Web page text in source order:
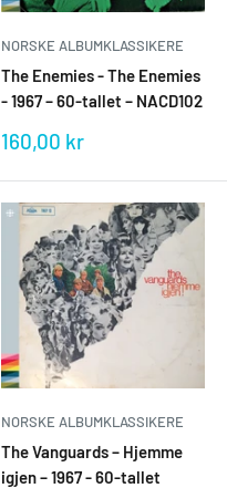
NORSKE ALBUMKLASSIKERE
The Enemies - The Enemies
- 1967 – 60-tallet – NACD102
Salgspris
160,00 kr
NORSKE ALBUMKLASSIKERE
The Vanguards – Hjemme
igjen – 1967 - 60-tallet